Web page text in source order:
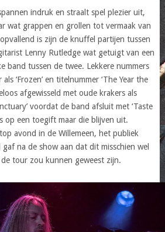
indruk en straalt spel plezier uit,
wat grappen en grollen tot vermaak van
is zijn de knuffel partijen tussen
Lenny Rutledge wat getuigt van een
band tussen de twee. Lekkere nummers
‘Frozen’ en titelnummer ‘The Year the
afgewisseld met oude krakers als
voordat de band afsluit met ‘Taste
op een toegift maar die blijven uit.
avond in de Willemeen, het publiek
na de show aan dat dit misschien wel
tour zou kunnen geweest zijn.